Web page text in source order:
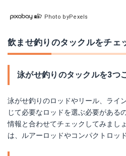
Photo byPexels
飲ませ釣りのタックルをチェ
泳がせ釣りのタックルを3つ
泳がせ釣りのロッドやリール、ライ
じて必要なロッドを選ぶ必要がある
情報と合わせてチェックしてみまし
は、ルアーロッドやコンパクトロッ